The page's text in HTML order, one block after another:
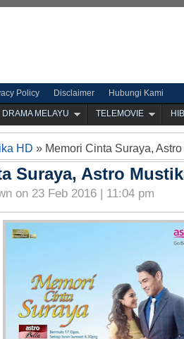
Policy Disclaimer Hubungi Kami
DRAMA MELAYU TELEMOVIE
HD » Memori Cinta Suraya,
Suraya, Astro
on 23 Feb 2016 | 11:04 pm